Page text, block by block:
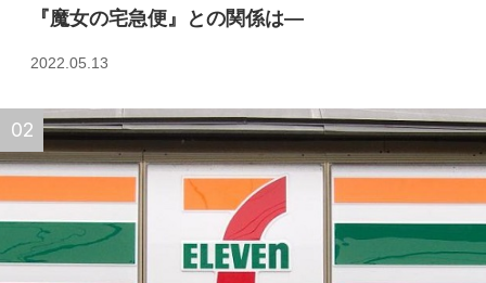
『魔女の宅急便』との関係は—
2022.05.13